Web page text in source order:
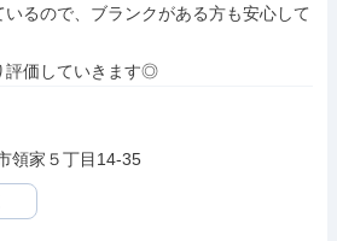
るので、ブランクがある方も安心して
評価していきます◎
領家５丁目14-35